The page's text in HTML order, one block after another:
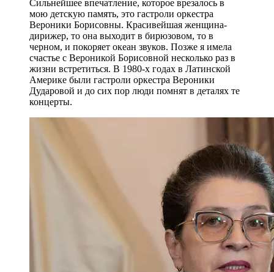
Сильнейшее впечатление, которое врезалось в
мою детскую память, это гастроли оркестра
Вероники Борисовны. Красивейшая женщина-
дирижер, то она выходит в бирюзовом, то в
черном, и покоряет океан звуков. Позже я имела
счастье с Вероникой Борисовной несколько раз в
жизни встретиться. В 1980-х годах в Латинской
Америке были гастроли оркестра Вероники
Дударовой и до сих пор люди помнят в деталях те
концерты.